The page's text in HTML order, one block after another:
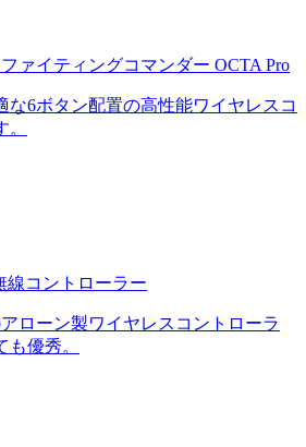
ァイティングコマンダー OCTA Pro
な6ボタン配置の高性能ワイヤレスコ
線コントローラー
ローン製ワイヤレスコントローラ
優秀。